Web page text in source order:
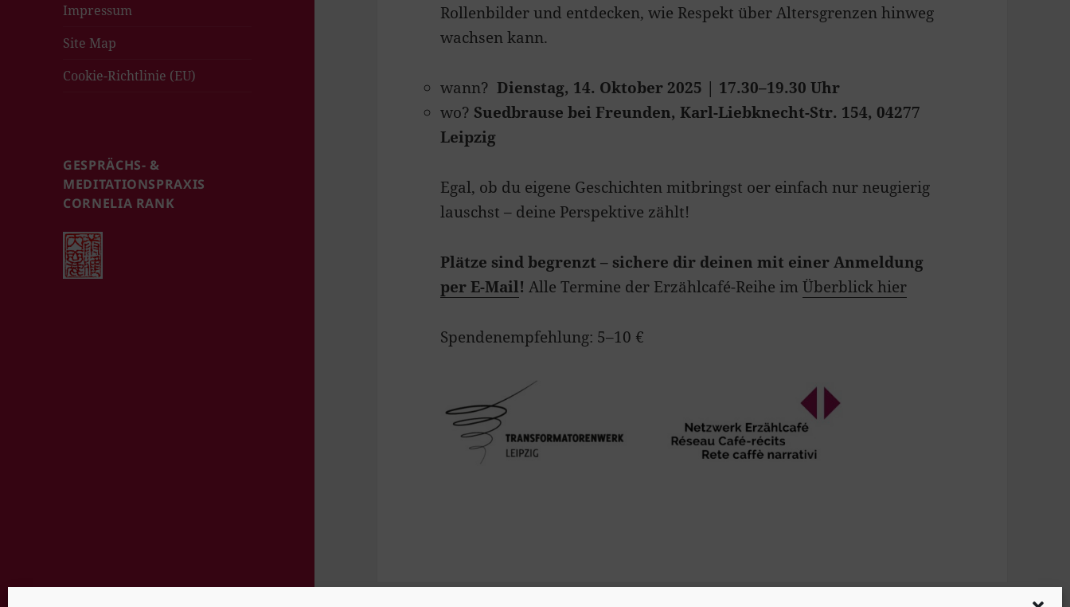
Impressum
Site Map
Cookie-Richtlinie (EU)
GESPRÄCHS- &
MEDITATIONSPRAXIS
CORNELIA RANK
Rollenbilder und entdecken, wie Respekt über Altersgrenzen hinweg
wachsen kann.
wann? Dienstag, 14. Oktober 2025 | 17.30–19.30 Uhr
wo? Suedbrause bei Freunden, Karl-Liebknecht-Str. 154, 04277
Leipzig
Egal, ob du eigene Geschichten mitbringst oer einfach nur neugierig
lauschst – deine Perspektive zählt!
Plätze sind begrenzt – sichere dir deinen mit einer Anmeldung
per E-Mail!Alle Termine der Erzählcafé-Reihe imÜberblick hier
Spendenempfehlung: 5–10 €